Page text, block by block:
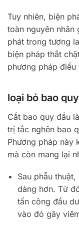
Tuy nhiên, biện
toàn nguyên nhân
phát trong tương
biện pháp thắt
phương pháp điều
loại bỏ bao
Cắt bao quy đầu
trị tắc nghẽn bao
Phương pháp này
mà còn mang lại
Sau phẫu
dàng hơn. Từ
tấn công đầu
vào đó gây